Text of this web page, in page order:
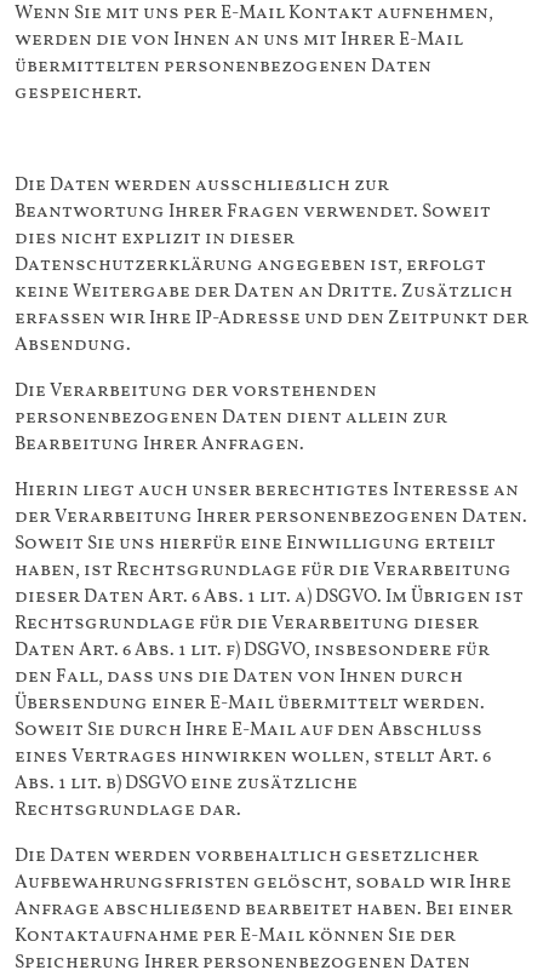
Wenn Sie mit uns per E-Mail Kontakt aufnehmen,
werden die von Ihnen an uns mit Ihrer E-Mail
übermittelten personenbezogenen Daten
gespeichert.
Die Daten werden ausschließlich zur
Beantwortung Ihrer Fragen verwendet. Soweit
dies nicht explizit in dieser
Datenschutzerklärung angegeben ist, erfolgt
keine Weitergabe der Daten an Dritte. Zusätzlich
erfassen wir Ihre IP-Adresse und den Zeitpunkt der
Absendung.
Die Verarbeitung der vorstehenden
personenbezogenen Daten dient allein zur
Bearbeitung Ihrer Anfragen.
Hierin liegt auch unser berechtigtes Interesse an
der Verarbeitung Ihrer personenbezogenen Daten.
Soweit Sie uns hierfür eine Einwilligung erteilt
haben, ist Rechtsgrundlage für die Verarbeitung
dieser Daten Art. 6 Abs. 1 lit. a) DSGVO. Im Übrigen ist
Rechtsgrundlage für die Verarbeitung dieser
Daten Art. 6 Abs. 1 lit. f) DSGVO, insbesondere für
den Fall, dass uns die Daten von Ihnen durch
Übersendung einer E-Mail übermittelt werden.
Soweit Sie durch Ihre E-Mail auf den Abschluss
eines Vertrages hinwirken wollen, stellt Art. 6
Abs. 1 lit. b) DSGVO eine zusätzliche
Rechtsgrundlage dar.
Die Daten werden vorbehaltlich gesetzlicher
Aufbewahrungsfristen gelöscht, sobald wir Ihre
Anfrage abschließend bearbeitet haben. Bei einer
Kontaktaufnahme per E-Mail können Sie der
Speicherung Ihrer personenbezogenen Daten